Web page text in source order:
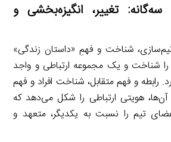
تغییر، انگیزه‌بخشی و
شناخت و فهمِ «داستان زندگی»
را شناخت و یک مجموعه ارتباطی و واجد
رابطه و فهم متقابل، شناخت افراد و فهم
هویتی ارتباطی را شکل می‌دهد که
تیم را نسبت به یکدیگر، متعهد و